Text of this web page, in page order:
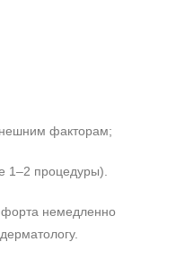
факторам;
1–2 процедуры).
немедленно